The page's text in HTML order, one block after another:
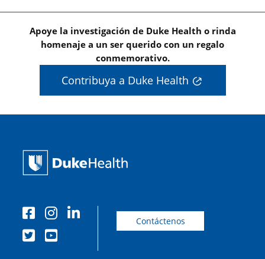
Apoye la investigación de Duke Health o rinda
homenaje a un ser querido con un regalo
conmemorativo.
Contribuya a Duke Health
Contáctenos